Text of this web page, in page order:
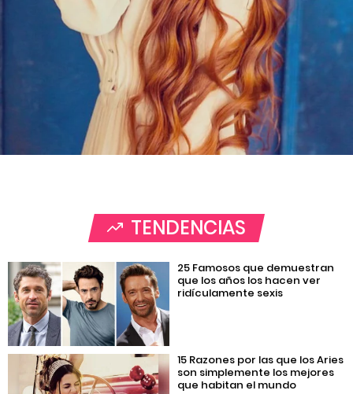
TENDENCIAS
25 Famosos que demuestran
que los años los hacen ver
ridículamente sexis
15 Razones por las que los Aries
son simplemente los mejores
que habitan el mundo